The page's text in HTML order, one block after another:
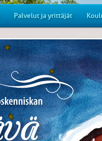
Palvelut ja yrittäjät